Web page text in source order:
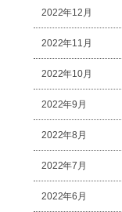
2022年12月
2022年11月
2022年10月
2022年9月
2022年8月
2022年7月
2022年6月